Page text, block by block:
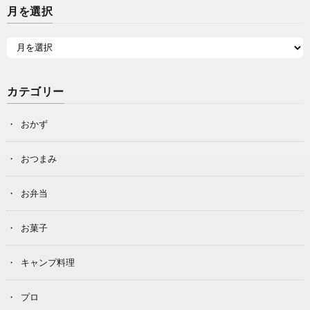
月を選択
カテゴリー
おかず
おつまみ
お弁当
お菓子
キャンプ料理
プロ